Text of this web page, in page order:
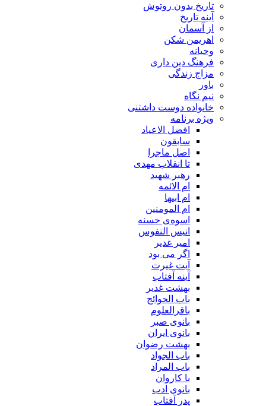
تاریخ بدون روتوش
آینه تاریخ
از آسمان
اهریمن شکن
وحیانه
فرهنگ دین داری
مزاج زندگی
باور
نیم نگاه
خانواده دوست داشتنی
ویژه برنامه
افضل الاعیاد
سابقون
اصل ماجرا
تا انقلاب مهدی
رهبر شهید
ام الائمه
ام ابیها
ام المومنین
اسوه‌ی حسنه
انیس النفوس
امیر غدیر
اگر می بود
آیت غیرت
آینه آفتاب
بهشت غدیر
باب الحوائج
باقرالعلوم
بانوی صبر
بانوی ایران
بهشت رضوان
باب الجواد
باب المراد
با کاروان
بانوی ادب
پدر آفتاب